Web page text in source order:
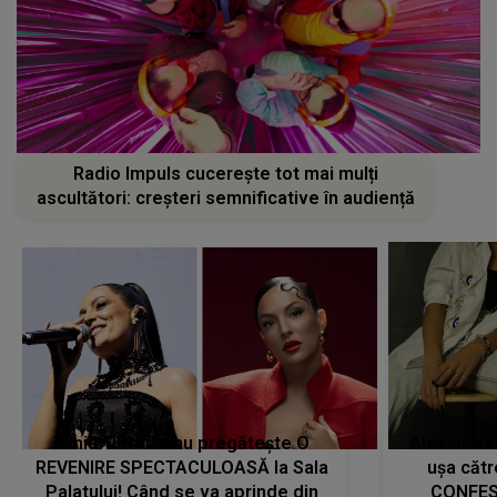
Radio Impuls cucerește tot mai mulți
ascultători: creșteri semnificative în audiență
Tania Turtureanu pregătește O
REVENIRE SPECTACULOASĂ la Sala
Palatului! Când se va aprinde din
ușa